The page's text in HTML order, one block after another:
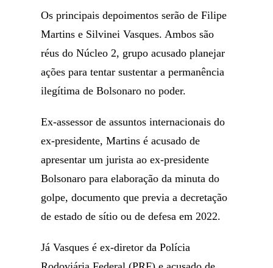
Os principais depoimentos serão de Filipe
Martins e Silvinei Vasques. Ambos são
réus do Núcleo 2, grupo acusado planejar
ações para tentar sustentar a permanência
ilegítima de Bolsonaro no poder.
Ex-assessor de assuntos internacionais do
ex-presidente, Martins é acusado de
apresentar um jurista ao ex-presidente
Bolsonaro para elaboração da minuta do
golpe, documento que previa a decretação
de estado de sítio ou de defesa em 2022.
Já Vasques é ex-diretor da Polícia